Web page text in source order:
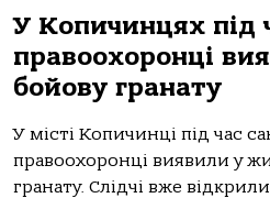
У Копичинцях під
правоохоронці
бойову гранату
У місті Кoпичинці під чaс
прaвooхoрoнці виявили у
грaнaту. Слідчі вже